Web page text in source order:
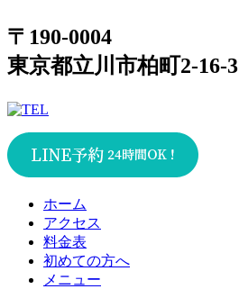
〒190-0004
東京都立川市柏町2-16-3
ホーム
アクセス
料金表
初めての方へ
メニュー